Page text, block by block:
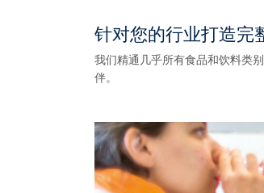
针对您的行业打造完
我们精通几乎所有食品和饮料类
伴。